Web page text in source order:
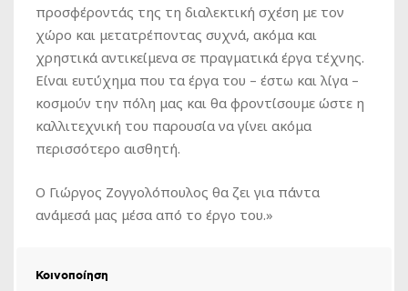
προσφέροντάς της τη διαλεκτική σχέση με τον
χώρο και μετατρέποντας συχνά, ακόμα και
χρηστικά αντικείμενα σε πραγματικά έργα τέχνης.
Είναι ευτύχημα που τα έργα του – έστω και λίγα –
κοσμούν την πόλη μας και θα φροντίσουμε ώστε η
καλλιτεχνική του παρουσία να γίνει ακόμα
περισσότερο αισθητή.
Ο Γιώργος Ζογγολόπουλος θα ζει για πάντα
ανάμεσά μας μέσα από το έργο του.»
Κοινοποίηση